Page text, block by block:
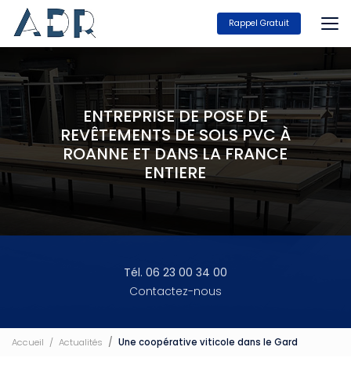
contenu
principal
Rappel Gratuit
ENTREPRISE DE POSE DE
REVÊTEMENTS DE SOLS PVC À
ROANNE ET DANS LA FRANCE
ENTIERE
Tél. 06 23 00 34 00
Contactez-nous
Accueil Actualités Une coopérative viticole dans le Gard